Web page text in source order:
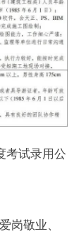
考试录用公
岗敬业、